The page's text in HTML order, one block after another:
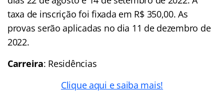
taxa de inscrição foi fixada em R$ 350,00. As
provas serão aplicadas no dia 11 de dezembro de
2022.
Carreira: Residências
Clique aqui e saiba mais!